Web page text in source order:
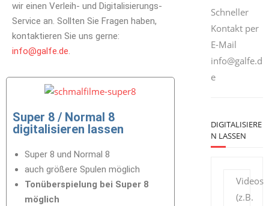
wir einen Verleih- und Digitalisierungs-
Service an. Sollten Sie Fragen haben,
kontaktieren Sie uns gerne:
info@galfe.de.
Super 8 / Normal 8
digitalisieren lassen
Super 8 und Normal 8
auch größere Spulen möglich
Tonüberspielung bei Super 8
möglich
Schneller
Kontakt per
E-Mail
info@galfe.d
e
DIGITALISIERE
N LASSEN
Videos
(z.B.